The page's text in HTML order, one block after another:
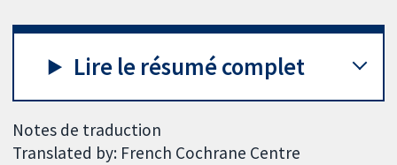
Lire le résumé complet
Notes de traduction
Translated by: French Cochrane Centre